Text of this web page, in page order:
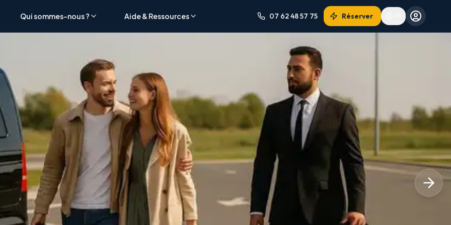
Qui sommes-nous ? Aide & Ressources 07 62 48 57 75 Réserver